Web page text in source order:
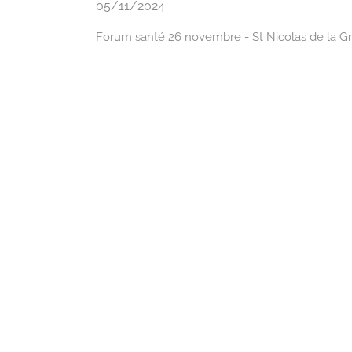
05/11/2024
Forum santé 26 novembre - St Nicolas de la